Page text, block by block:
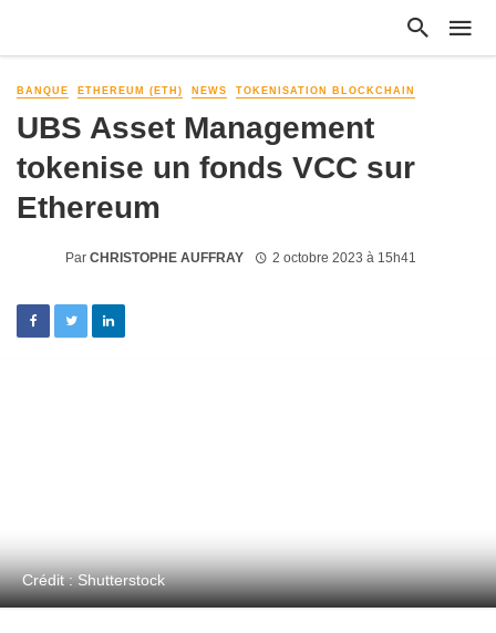
BANQUE ETHEREUM (ETH) NEWS TOKENISATION BLOCKCHAIN
UBS Asset Management
tokenise un fonds VCC sur
Ethereum
Par CHRISTOPHE AUFFRAY 2 octobre 2023 à 15h41
Crédit : Shutterstock